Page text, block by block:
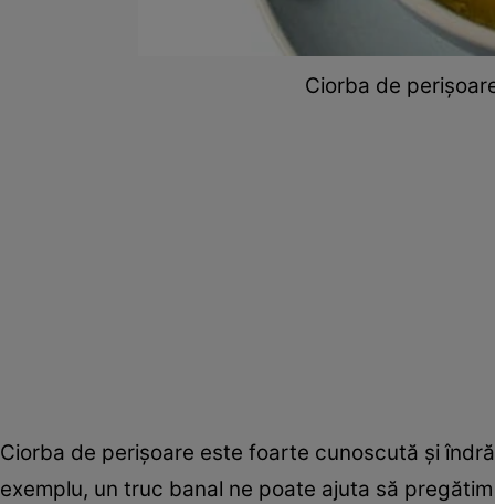
Ciorba de
Ciorba de perișoare este foarte cunoscută și
exemplu, un truc banal ne poate ajuta să